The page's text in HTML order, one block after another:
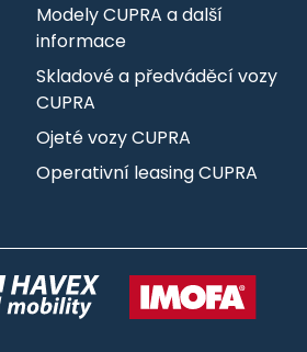
Modely CUPRA a další
informace
Skladové a předváděcí vozy
CUPRA
Ojeté vozy CUPRA
Operativní leasing CUPRA